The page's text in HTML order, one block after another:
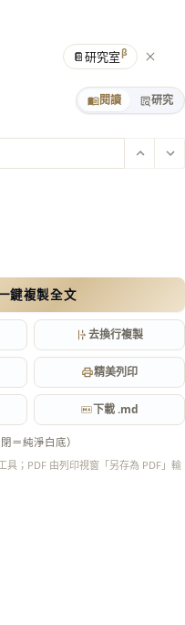
閱讀 研究
鍵複製全文
去換行複製
精美列印
下載 .md
＝純淨白底）
；PDF 由列印視窗「另存為 PDF」輸
📔研究室β